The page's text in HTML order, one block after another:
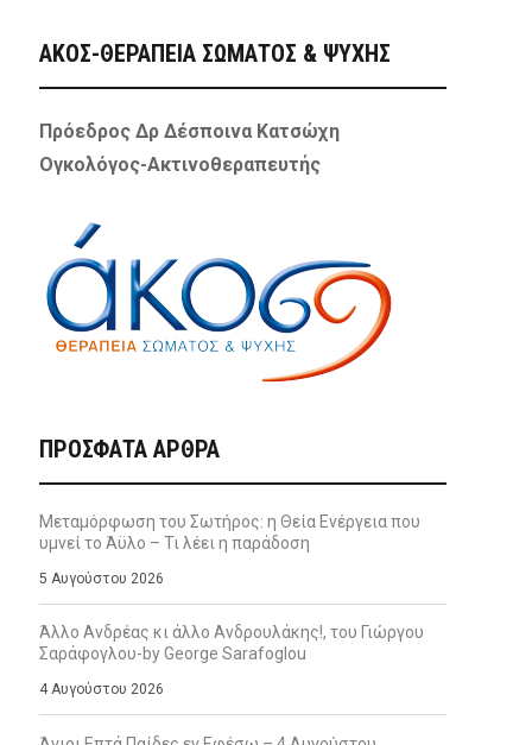
ΑΚΟΣ-ΘΕΡΑΠΕΙΑ ΣΩΜΑΤΟΣ & ΨΥΧΗΣ
Πρόεδρος Δρ Δέσποινα Κατσώχη
Ογκολόγος-Ακτινοθεραπευτής
ΠΡΌΣΦΑΤΑ ΆΡΘΡΑ
Μεταμόρφωση του Σωτήρος: η Θεία Ενέργεια που
υμνεί το Άϋλο – Τι λέει η παράδοση
5 Αυγούστου 2026
Άλλο Ανδρέας κι άλλο Ανδρουλάκης!, του Γιώργου
Σαράφογλου-by George Sarafoglou
4 Αυγούστου 2026